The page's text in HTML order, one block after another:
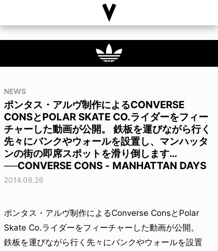
NEWS
ポンタス・アルヴ制作によるCONVERSE
CONSとPOLAR SKATE CO.ライダーをフィー
チャーした動画が公開。 鉄板を運びながら行く
先々にバンクやウォールを設置し、マンハッタ
ンの街の即席スポットを滑り倒します…
──CONVERSE CONS - MANHATTAN DAYS
2014.09.26
ポンタス・アルヴ制作によるConverse ConsとPolar
Skate Co.ライダーをフィーチャーした動画が公開。
鉄板を運びながら行く先々にバンクやウォールを設置